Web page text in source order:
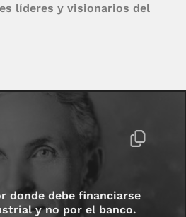
líderes y visionarios del
donde debe financiarse
y no por el banco.